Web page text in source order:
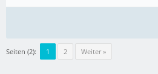
Seiten (2): 1 2 Weiter »